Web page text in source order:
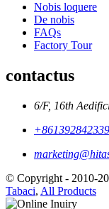
Nobis loquere
De nobis
FAQs
Factory Tour
contactus
6/F, 16th
© Copyright - 2010-
Tabaci, All Products